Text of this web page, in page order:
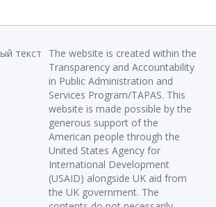
The website is created within the
Transparency and Accountability
in Public Administration and
Services Program/TAPAS. This
website is made possible by the
generous support of the
American people through the
United States Agency for
International Development
(USAID) alongside UK aid from
the UK government. The